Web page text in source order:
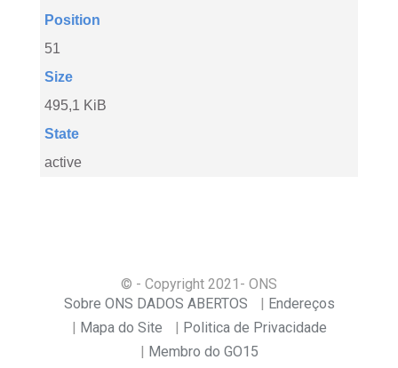
Position
51
Size
495,1 KiB
State
active
© - Copyright 2021 - ONS
Sobre ONS DADOS ABERTOS
Endereços
Mapa do Site
Politica de Privacidade
Membro do GO15